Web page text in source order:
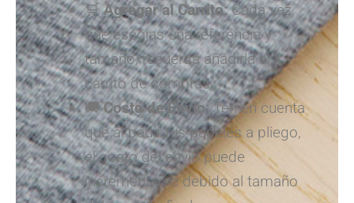
🛒Agregar al Carrito:Cada vez
que escojas una referencia y
tamaño, recuerda añadirla al
carrito de compras.
🚚Costo de Envío: Ten en cuenta
que al pedir tus papeles a pliego,
el costo del envío puede
incrementarse debido al tamaño